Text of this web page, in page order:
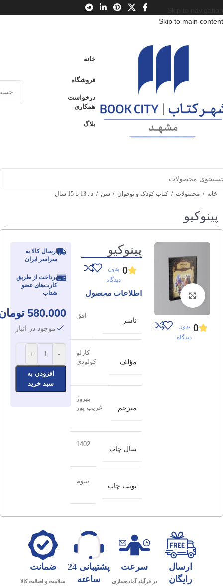
Skip to main content
خانه
فروشگاه
درخواست
همکاری
بلاگ
خانه / محصولات / کتاب کودک و نوجوان / سن / د : 13 تا 15 سال
پینوکیو
برای بزرگنمایی کلیک کنید
0 بدون
دیدگاه
پینوکیو
0 بدون
دیدگاه
اطلاعات محصول
ناشر
افق
مؤلف
کارلو
کولودی
مترجم
بهروز
غریب پور
سال چاپ
1402
نوبت چاپ
سوم
ارسال کالا به
سراسر ایران
پرداخت از طریق
کارت‌های عضو
شتاب
580.000
موجود در انبار
-
+
افزودن به
سبد خرید
ارسال
رایگان
سرعت
در فرآیند آماده‌سازی
پشتیبانی 24
ساعته
ضمانت
سلامت و اصالت کالا